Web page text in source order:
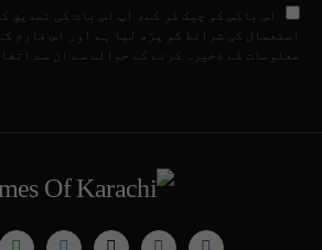
اس باکس کو چیک کر کے، آپ اس بات کی تصدیق
استعمال کی شرائط کو پڑھ لیا ہے اور اس فارم
معلومات کے ذخیرہ کرنے کے حوالے سے ان سے